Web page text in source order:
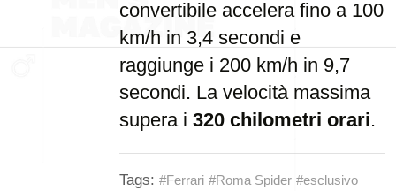
convertibile accelera fino a 100
km/h in 3,4 secondi e
raggiunge i 200 km/h in 9,7
secondi. La velocità massima
supera i 320 chilometri orari.
Tags: #Ferrari #Roma Spider #esclusivo